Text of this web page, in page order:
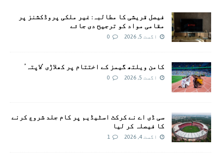
فیصل قریشی کا مطالبہ: غیر ملکی پروڈکشنز پر
مقامی مواد کو ترجیح دی جائے
اگست 5, 2026 0
کامن ویلتھ گیمز کے اختتام پر کھلاڑی ‘لاپتہ’
اگست 5, 2026 0
سی ڈی اے نے کرکٹ اسٹیڈیم پر کام جلد شروع کرنے
کا فیصلہ کر لیا
اگست 4, 2026 1